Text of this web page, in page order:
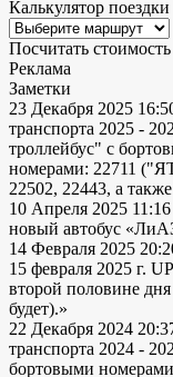
Калькулятор поездки
Посчитать стоимость
Реклама
Заметки
23 Декабря 2025
транспорта 2025 -
троллейбус" с
номерами: 22711
22502, 22443, а
10 Апреля 2025 11:16
новый автобус
14 Февраля 2025
15 февраля 2025 г.
второй половине
будет).»
22 Декабря 2024
транспорта 2024 -
бортовыми